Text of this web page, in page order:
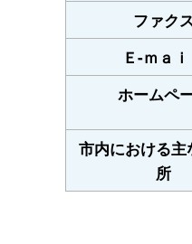
ファク
Ｅ-ｍａｉ
ホームペ
市内における主
所